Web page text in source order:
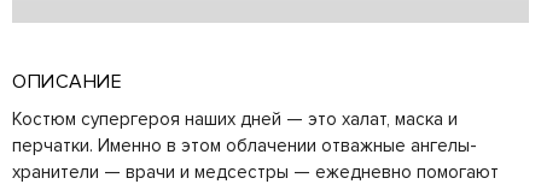
ОПИСАНИЕ
Костюм супергероя наших дней — это халат, маска и
перчатки. Именно в этом облачении отважные ангелы-
хранители — врачи и медсестры — ежедневно помогают